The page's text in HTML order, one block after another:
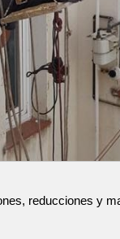
reducciones y